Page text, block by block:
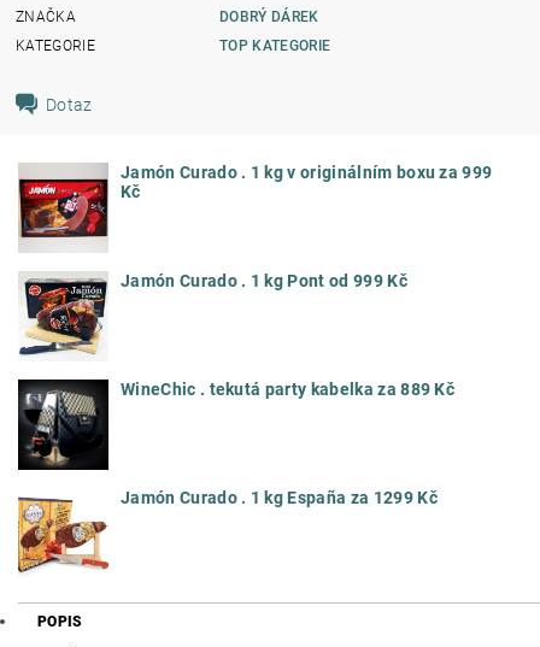
ZNAČKA
DOBRÝ DÁREK
KATEGORIE
TOP KATEGORIE
Dotaz
Jamón Curado . 1 kg v originálním boxu za 999
Kč
Jamón Curado . 1 kg Pont od 999 Kč
WineChic . tekutá party kabelka za 889 Kč
Jamón Curado . 1 kg España za 1299 Kč
POPIS